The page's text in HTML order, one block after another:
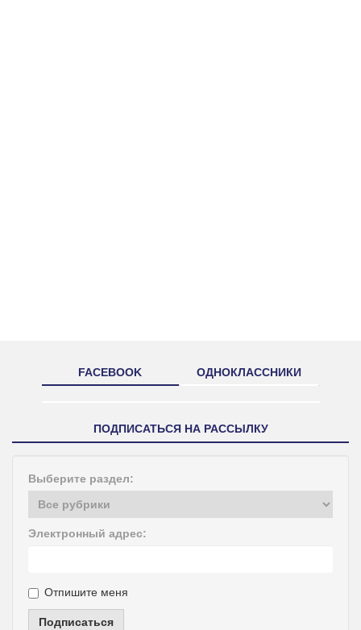
FACEBOOK ОДНОКЛАССНИКИ
ПОДПИСАТЬСЯ НА РАССЫЛКУ
Выберите раздел:
Электронный адрес:
Отпишите меня
Подписаться